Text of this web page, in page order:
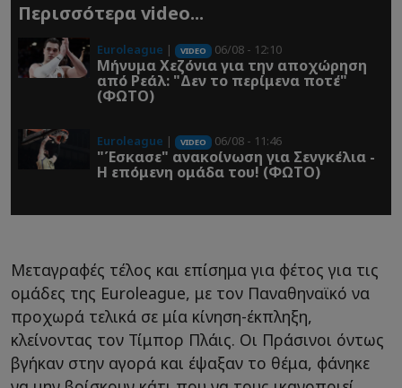
Περισσότερα video...
Euroleague | VIDEO 06/08 - 12:10
Μήνυμα Χεζόνια για την αποχώρηση
από Ρεάλ: "Δεν το περίμενα ποτέ"
(ΦΩΤΟ)
Euroleague | VIDEO 06/08 - 11:46
"Έσκασε" ανακοίνωση για Σενγκέλια -
Η επόμενη ομάδα του! (ΦΩΤΟ)
Μεταγραφές τέλος και επίσημα για φέτος για τις
ομάδες της Euroleague, με τον Παναθηναϊκό να
προχωρά τελικά σε μία κίνηση-έκπληξη,
κλείνοντας τον Τίμπορ Πλάις. Οι Πράσινοι όντως
βγήκαν στην αγορά και έψαξαν το θέμα, φάνηκε